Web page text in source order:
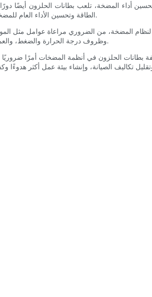
أداء المضخة، تلعب بطانات الحلزون أيضًا
الطاقة وتحسين الأداء العام للمضخة. من خلال تشكيل بطانة الحلزون بعناية، يمكن للمهندسين إنشاء مسار تدفق سلس وفعال للسائل، مما يضمن تشغيل المضخة بأقصى طاقتها.
لنظام المضخة، من الضروري مراعاة عوامل مثل
وظروف درجة الحرارة والضغط، والعمر المطلوب لنظام المضخة. بالإضافة إلى ذلك، ينبغي تحسين تصميم بطانة الحلزون بعناية لضمان التدفق الفعال والحد الأدنى من خسائر الطاقة.
بطانات الحلزون في أنظمة المضخات أمرًا ضروريًا